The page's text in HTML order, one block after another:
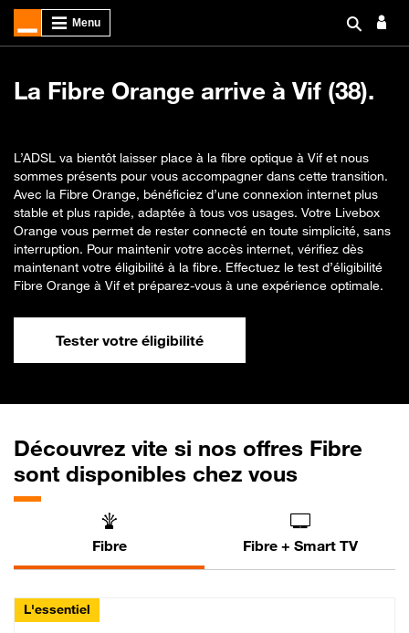
La Fibre Orange arrive à Vif (38).
L’ADSL va bientôt laisser place à la fibre optique à Vif et nous
sommes présents pour vous accompagner dans cette transition.
Avec la Fibre Orange, bénéficiez d’une connexion internet plus
stable et plus rapide, adaptée à tous vos usages. Votre Livebox
Orange vous permet de rester connecté en toute simplicité, sans
interruption. Pour maintenir votre accès internet, vérifiez dès
maintenant votre éligibilité à la fibre. Effectuez le test d’éligibilité
Fibre Orange à Vif et préparez-vous à une expérience optimale.
Tester votre éligibilité
Découvrez vite si nos offres Fibre
sont disponibles chez vous
Fibre Fibre + Smart TV
L'essentiel